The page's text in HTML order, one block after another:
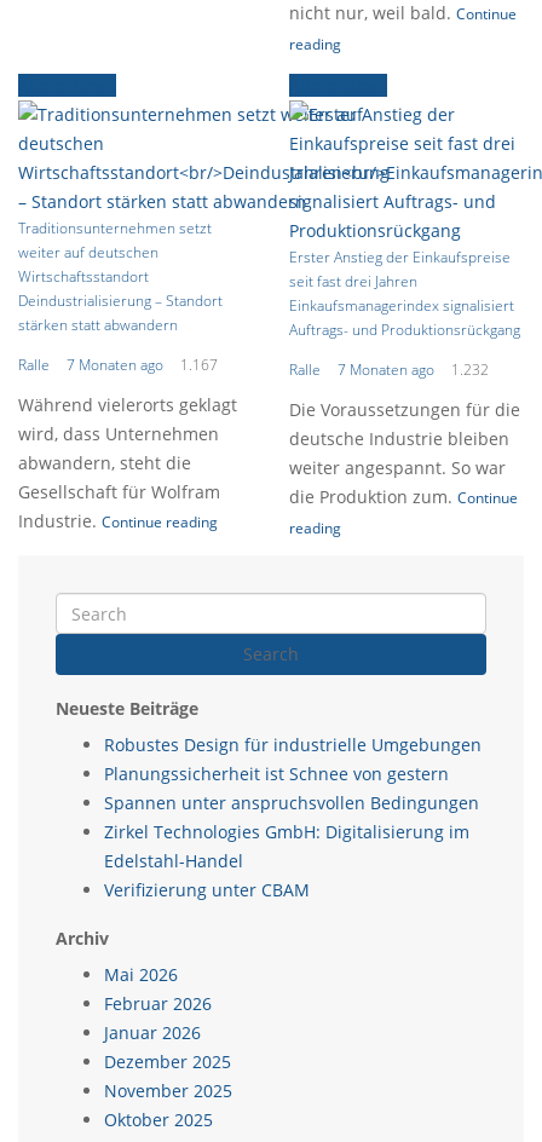
nicht nur, weil bald. Continue
reading
Traditionsunternehmen setzt
weiter auf deutschen
Wirtschaftsstandort
Deindustrialisierung – Standort
stärken statt abwandern
Ralle
7 Monaten ago 1.167
Während vielerorts geklagt
wird, dass Unternehmen
abwandern, steht die
Gesellschaft für Wolfram
Industrie. Continue reading
Erster Anstieg der Einkaufspreise
seit fast drei Jahren
Einkaufsmanagerindex signalisiert
Auftrags- und Produktionsrückgang
Ralle
7 Monaten ago 1.232
Die Voraussetzungen für die
deutsche Industrie bleiben
weiter angespannt. So war
die Produktion zum. Continue
reading
Search
Neueste Beiträge
Robustes Design für industrielle Umgebungen
Planungssicherheit ist Schnee von gestern
Spannen unter anspruchsvollen Bedingungen
Zirkel Technologies GmbH: Digitalisierung im
Edelstahl-Handel
Verifizierung unter CBAM
Archiv
Mai 2026
Februar 2026
Januar 2026
Dezember 2025
November 2025
Oktober 2025